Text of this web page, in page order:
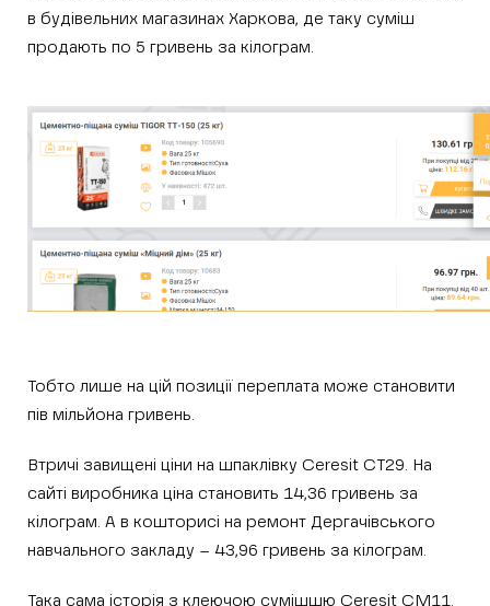
в будівельних магазинах Харкова, де таку суміш
продають по 5 гривень за кілограм.
Тобто лише на цій позиції переплата може становити
пів мільйона гривень.
Втричі завищені ціни на шпаклівку Ceresit CT29. На
сайті виробника ціна становить 14,36 гривень за
кілограм. А в кошторисі на ремонт Дергачівського
навчального закладу – 43,96 гривень за кілограм.
Така сама історія з клеючою сумішшю Ceresit CМ11.